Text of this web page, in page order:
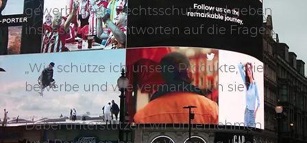
gewerblichen Rechtsschutz und geben
insbesondere Antworten auf die Frage:
„Wie schütze ich unsere Produkte, wie
bewerbe und wie vermarkte ich sie?“
Dabei unterstützen wir Unternehmen